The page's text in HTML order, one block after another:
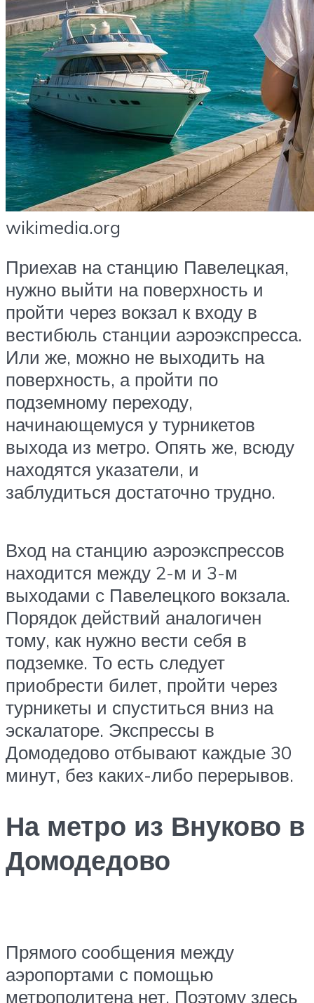
wikimedia.org
Приехав на станцию Павелецкая,
нужно выйти на поверхность и
пройти через вокзал к входу в
вестибюль станции аэроэкспресса.
Или же, можно не выходить на
поверхность, а пройти по
подземному переходу,
начинающемуся у турникетов
выхода из метро. Опять же, всюду
находятся указатели, и
заблудиться достаточно трудно.
Вход на станцию аэроэкспрессов
находится между 2-м и 3-м
выходами с Павелецкого вокзала.
Порядок действий аналогичен
тому, как нужно вести себя в
подземке. То есть следует
приобрести билет, пройти через
турникеты и спуститься вниз на
эскалаторе. Экспрессы в
Домодедово отбывают каждые 30
минут, без каких-либо перерывов.
На метро из Внуково в
Домодедово
Прямого сообщения между
аэропортами с помощью
метрополитена нет. Поэтому здесь